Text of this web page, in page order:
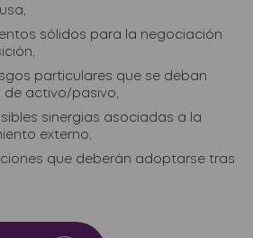
sólidos para la negociación
particulares que se deban
activo/pasivo,
sinergias asociadas a la
externo,
que deberán adoptarse tras